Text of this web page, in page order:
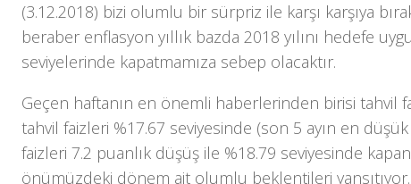
(3.12.2018) bizi olumlu bir sürpriz ile karşı karşıya
beraber enflasyon yıllık bazda 2018 yılını hedefe
seviyelerinde kapatmamıza sebep olacaktır.
Geçen haftanın en önemli haberlerinden birisi tahvil
tahvil faizleri %17.67 seviyesinde (son 5 ayın en düşük
faizleri 7.2 puanlık düşüş ile %18.79 seviyesinde
önümüzdeki dönem ait olumlu beklentileri yansıtıyor.